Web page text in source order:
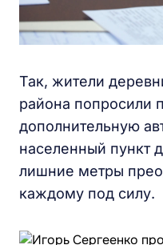
Так, жители
района попросили
дополнительную
населенный пункт
лишние метры
каждому под силу.